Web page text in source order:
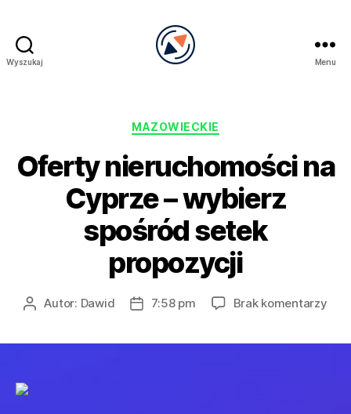
Wyszukaj Menu
Kategorie
MAZOWIECKIE
Oferty nieruchomości na
Cyprze – wybierz
spośród setek
propozycji
AutorAutor: Dawid
Data7:58 pm Brak komentarzydo